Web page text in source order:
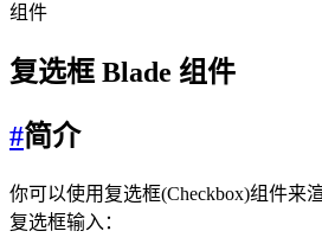
组件
复选框 Blade 组件
#简介
你可以使用复选框(Checkbox)组件来
复选框输入：